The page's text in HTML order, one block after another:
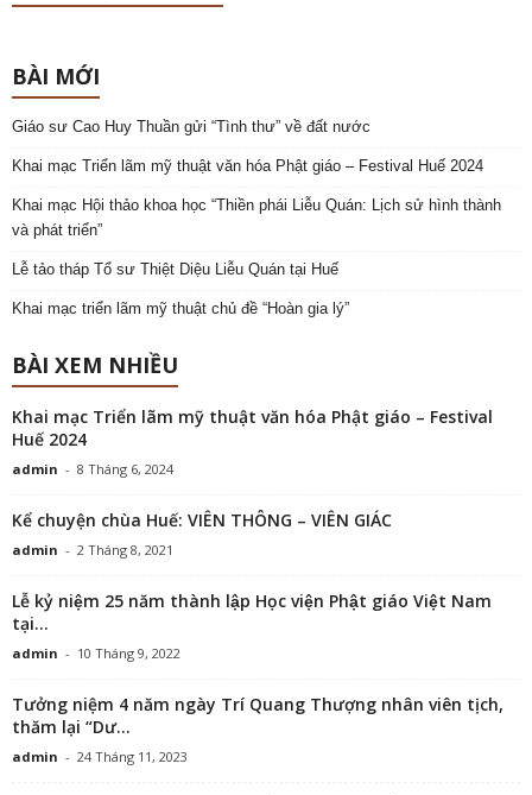
BÀI MỚI
Giáo sư Cao Huy Thuần gửi “Tình thư” về đất nước
Khai mạc Triển lãm mỹ thuật văn hóa Phật giáo – Festival Huế 2024
Khai mạc Hội thảo khoa học “Thiền phái Liễu Quán: Lịch sử hình thành
và phát triển”
Lễ tảo tháp Tổ sư Thiệt Diệu Liễu Quán tại Huế
Khai mạc triển lãm mỹ thuật chủ đề “Hoàn gia lý”
BÀI XEM NHIỀU
Khai mạc Triển lãm mỹ thuật văn hóa Phật giáo – Festival
Huế 2024
admin - 8 Tháng 6, 2024
Kể chuyện chùa Huế: VIÊN THÔNG – VIÊN GIÁC
admin - 2 Tháng 8, 2021
Lễ kỷ niệm 25 năm thành lập Học viện Phật giáo Việt Nam
tại...
admin - 10 Tháng 9, 2022
Tưởng niệm 4 năm ngày Trí Quang Thượng nhân viên tịch,
thăm lại “Dư...
admin - 24 Tháng 11, 2023